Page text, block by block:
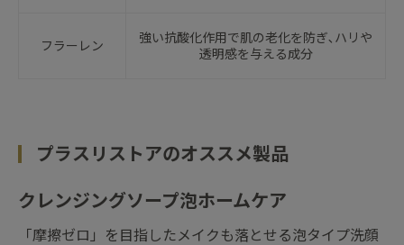
フラーレン
強い抗酸化作用で肌の老化を防ぎ､ハリや
透明感を与える成分
プラスリストアのオススメ製品
クレンジングソープ泡ホームケア
「摩擦ゼロ」を目指したメイクも落とせる泡タイプ洗顔